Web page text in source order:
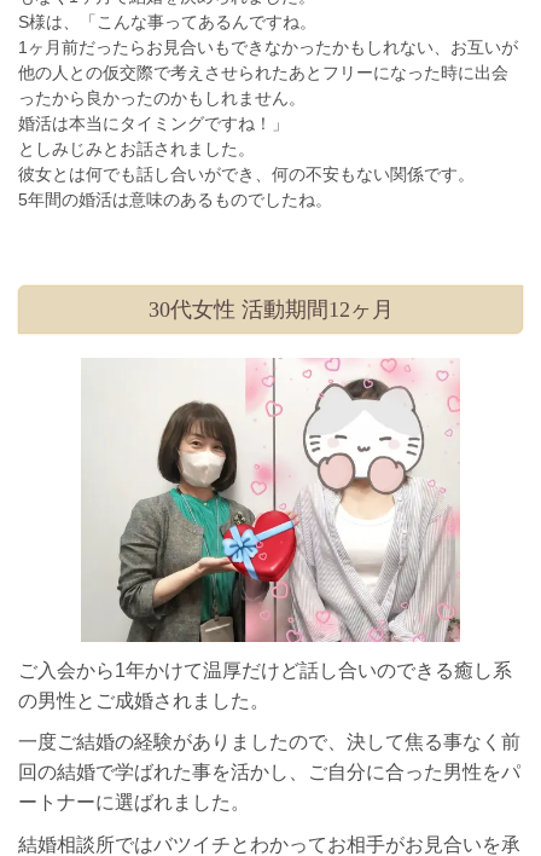
S様は、「こんな事ってあるんですね。
1ヶ月前だったらお見合いもできなかったかもしれない、お互いが
他の人との仮交際で考えさせられたあとフリーになった時に出会
ったから良かったのかもしれません。
婚活は本当にタイミングですね！」
としみじみとお話されました。
彼女とは何でも話し合いができ、何の不安もない関係です。
5年間の婚活は意味のあるものでしたね。
30代女性 活動期間12ヶ月
ご入会から1年かけて温厚だけど話し合いのできる癒し系
の男性とご成婚されました。
一度ご結婚の経験がありましたので、決して焦る事なく前
回の結婚で学ばれた事を活かし、ご自分に合った男性をパ
ートナーに選ばれました。
結婚相談所ではバツイチとわかってお相手がお見合いを承